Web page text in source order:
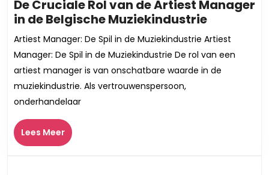
De Cruciale Rol van de Artiest Manager
in de Belgische MuziekindustrieDe
Cruciale
Rol
van
de
Artiest Manager: De Spil in de Muziekindustrie Artiest
Manager: De Spil in de Muziekindustrie De rol van een
artiest manager is van onschatbare waarde in de
muziekindustrie. Als vertrouwenspersoon,
onderhandelaar
Lees MeerLees
Meer